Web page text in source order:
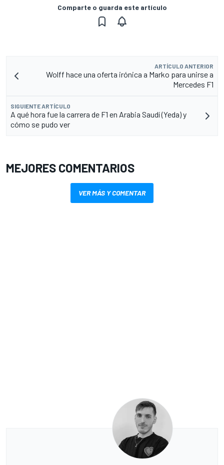
Comparte o guarda este artículo
ARTÍCULO ANTERIOR
Wolff hace una oferta irónica a Marko para unirse a
Mercedes F1
SIGUIENTE ARTÍCULO
A qué hora fue la carrera de F1 en Arabia Saudí (Yeda) y
cómo se pudo ver
MEJORES COMENTARIOS
VER MÁS Y COMENTAR